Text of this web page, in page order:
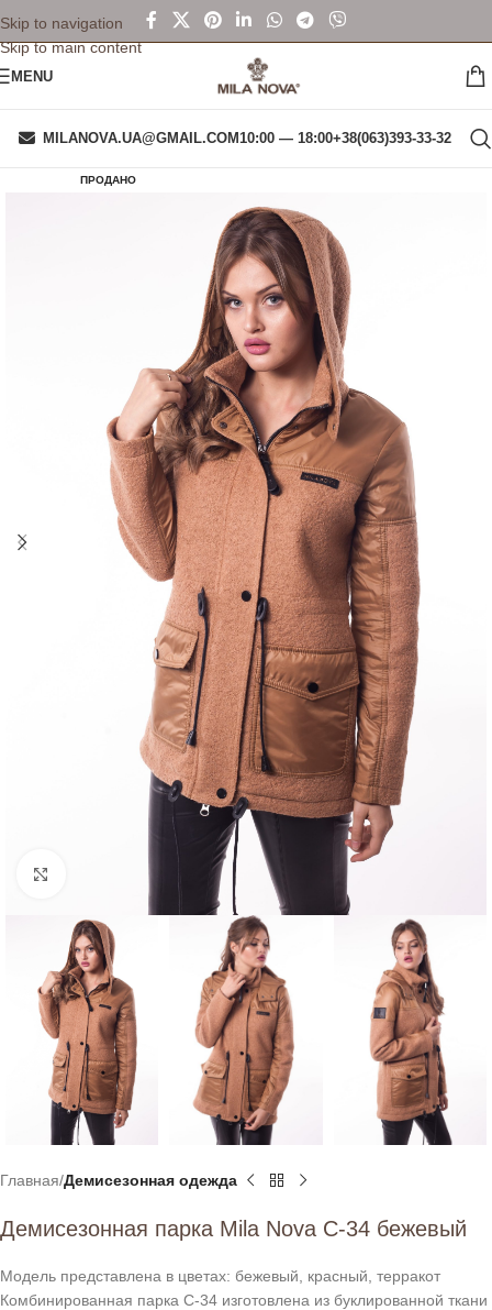
Skip to navigation
Skip to main content
MENU
MILANOVA.UA@GMAIL.COM10:00 — 18:00+38(063)393-33-32
ПРОДАНО
Главная Демисезонная одежда
Демисезонная парка Mila Nova С-34 бежевый
Модель представлена в цветах: бежевый, красный, терракот
Комбинированная парка С-34 изготовлена из буклированной ткани